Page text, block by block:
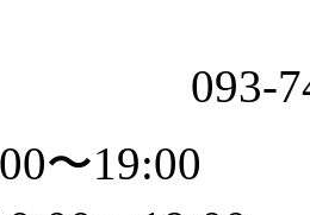
093-
〜19:00